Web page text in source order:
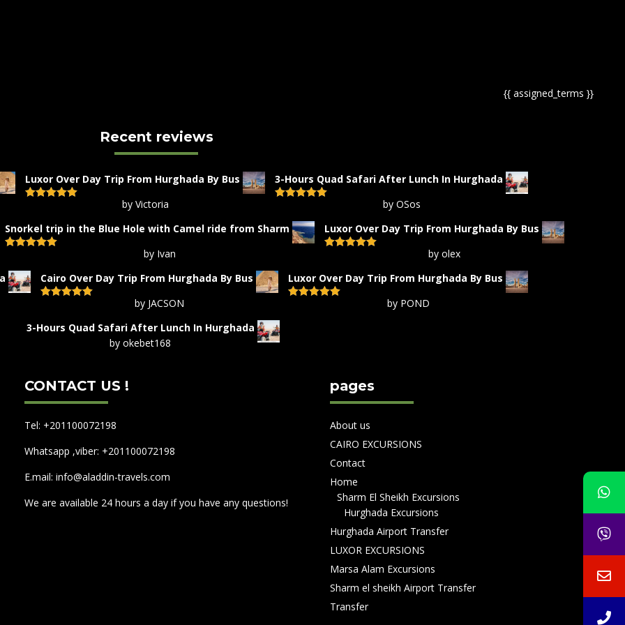
{{ assigned_terms }}
Recent reviews
Luxor Over Day Trip From Hurghada By Bus
by Victoria
3-Hours Quad Safari After Lunch In Hurghada
by OSos
Snorkel trip in the Blue Hole with Camel ride from Sharm
by Ivan
Luxor Over Day Trip From Hurghada By Bus
by olex
Cairo Over Day Trip From Hurghada By Bus
by JACSON
Luxor Over Day Trip From Hurghada By Bus
by POND
3-Hours Quad Safari After Lunch In Hurghada
by okebet168
CONTACT US !
Tel: +201100072198
Whatsapp ,viber: +201100072198
E.mail: info@aladdin-travels.com
We are available 24 hours a day if you have any questions!
pages
About us
CAIRO EXCURSIONS
Contact
Home
Sharm El Sheikh Excursions
Hurghada Excursions
Hurghada Airport Transfer
LUXOR EXCURSIONS
Marsa Alam Excursions
Sharm el sheikh Airport Transfer
Transfer